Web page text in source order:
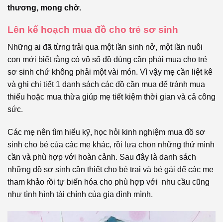
thương, mong chờ.
Lên kế hoạch mua đồ cho trẻ sơ sinh
Những ai đã từng trải qua một lần sinh nở, một lần nuôi
con mới biết rằng có vô số đồ dùng cần phải mua cho trẻ
sơ sinh chứ không phải một vài món. Vì vậy mẹ cần liệt kê
và ghi chi tiết 1 danh sách các đồ cần mua để tránh mua
thiếu hoặc mua thừa giúp mẹ tiết kiệm thời gian và cả công
sức.
Các mẹ nên tìm hiểu kỹ, học hỏi kinh nghiệm mua đồ sơ
sinh cho bé của các mẹ khác, rồi lựa chọn những thứ mình
cần và phù hợp với hoàn cảnh. Sau đây là danh sách
những đồ sơ sinh cần thiết cho bé trai và bé gái để các mẹ
tham khảo rồi tự biến hóa cho phù hợp với nhu cầu cũng
như tình hình tài chính của gia đình mình.